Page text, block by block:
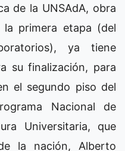
de la UNSAdA, obra
primera etapa (del
ya tiene
su finalización, para
el segundo piso del
Nacional de
Universitaria, que
la nación, Alberto